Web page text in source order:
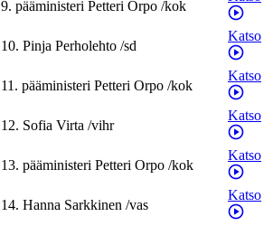
9. pääministeri Petteri Orpo /kok
10. Pinja Perholehto /sd
Katso
11. pääministeri Petteri Orpo /kok
Katso
12. Sofia Virta /vihr
Katso
13. pääministeri Petteri Orpo /kok
Katso
14. Hanna Sarkkinen /vas
Katso